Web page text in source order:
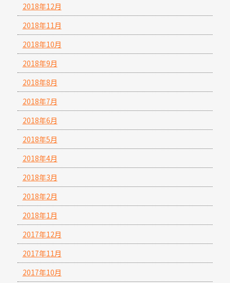
2018年12月
2018年11月
2018年10月
2018年9月
2018年8月
2018年7月
2018年6月
2018年5月
2018年4月
2018年3月
2018年2月
2018年1月
2017年12月
2017年11月
2017年10月